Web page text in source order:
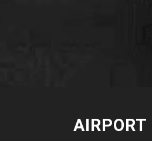
AIRPORT